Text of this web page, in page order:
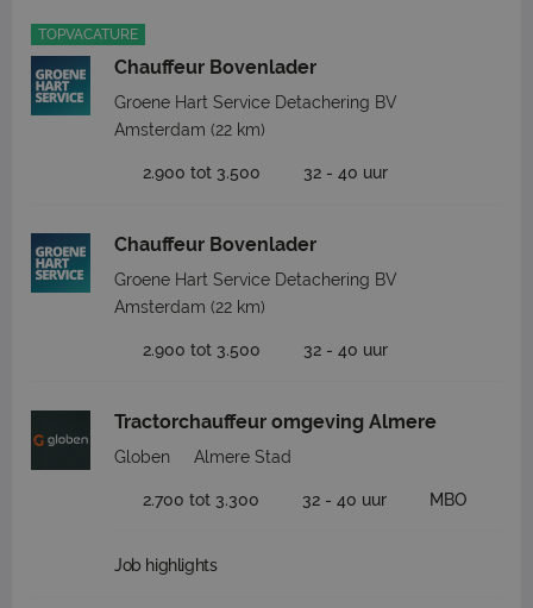
TOPVACATURE
Chauffeur Bovenlader
Groene Hart Service Detachering BV
Amsterdam (22 km)
2.900 tot 3.500 32 - 40 uur
Chauffeur Bovenlader
Groene Hart Service Detachering BV
Amsterdam (22 km)
2.900 tot 3.500 32 - 40 uur
Tractorchauffeur omgeving Almere
Globen Almere Stad
2.700 tot 3.300 32 - 40 uur MBO
Job highlights